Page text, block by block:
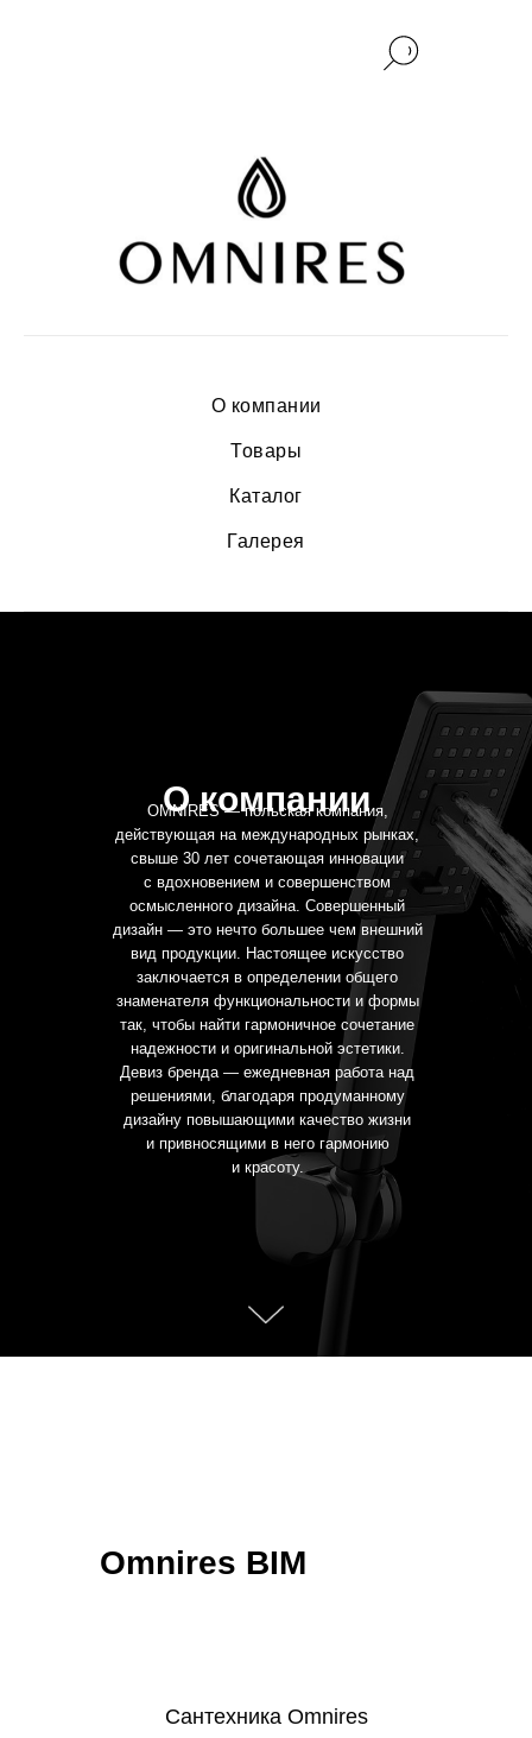
О компании
Товары
Каталог
Галерея
О компании
OMNIRES — польская компания,
действующая на международных рынках,
свыше 30 лет сочетающая инновации
с вдохновением и совершенством
осмысленного дизайна. Совершенный
дизайн — это нечто большее чем внешний
вид продукции. Настоящее искусство
заключается в определении общего
знаменателя функциональности и формы
так, чтобы найти гармоничное сочетание
надежности и оригинальной эстетики.
Девиз бренда — ежедневная работа над
решениями, благодаря продуманному
дизайну повышающими качество жизни
и привносящими в него гармонию
и красоту.
Omnires BIM
Сантехника Omnires